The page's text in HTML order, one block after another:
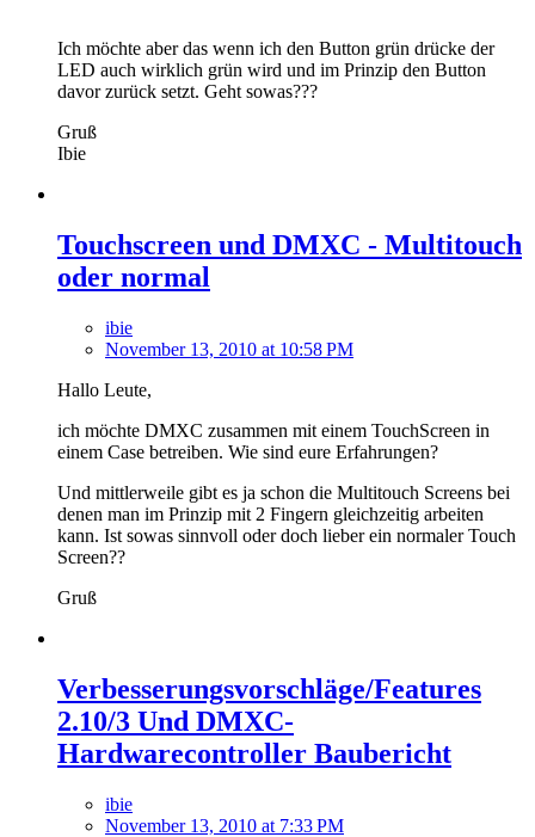
Ich möchte aber das wenn ich den Button grün drücke der
LED auch wirklich grün wird und im Prinzip den Button
davor zurück setzt. Geht sowas???
Gruß
Ibie
Touchscreen und DMXC - Multitouch
oder normal
ibie
November 13, 2010 at 10:58 PM
Hallo Leute,
ich möchte DMXC zusammen mit einem TouchScreen in
einem Case betreiben. Wie sind eure Erfahrungen?
Und mittlerweile gibt es ja schon die Multitouch Screens bei
denen man im Prinzip mit 2 Fingern gleichzeitig arbeiten
kann. Ist sowas sinnvoll oder doch lieber ein normaler Touch
Screen??
Gruß
Verbesserungsvorschläge/Features
2.10/3 Und DMXC-
Hardwarecontroller Baubericht
ibie
November 13, 2010 at 7:33 PM